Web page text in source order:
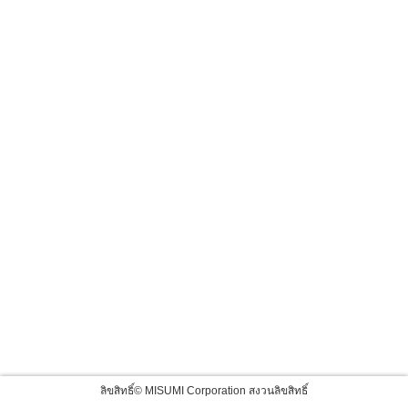
ลิขสิทธิ์© MISUMI Corporation สงวนลิขสิทธิ์